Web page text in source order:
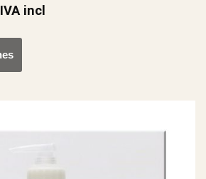
IVA incl